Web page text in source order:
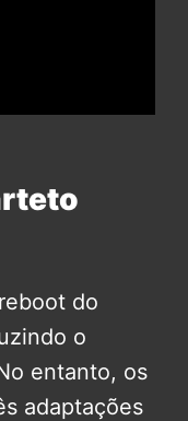
do
o
entanto, os
adaptações